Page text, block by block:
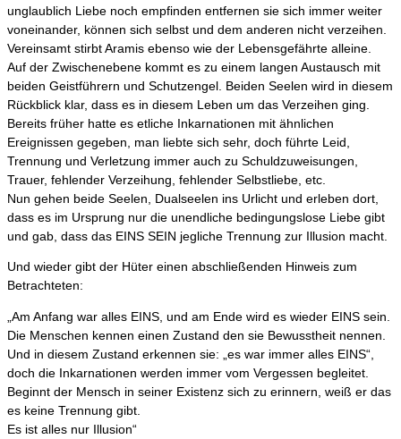
unglaublich Liebe noch empfinden entfernen sie sich immer weiter
voneinander, können sich selbst und dem anderen nicht verzeihen.
Vereinsamt stirbt Aramis ebenso wie der Lebensgefährte alleine.
Auf der Zwischenebene kommt es zu einem langen Austausch mit
beiden Geistführern und Schutzengel. Beiden Seelen wird in diesem
Rückblick klar, dass es in diesem Leben um das Verzeihen ging.
Bereits früher hatte es etliche Inkarnationen mit ähnlichen
Ereignissen gegeben, man liebte sich sehr, doch führte Leid,
Trennung und Verletzung immer auch zu Schuldzuweisungen,
Trauer, fehlender Verzeihung, fehlender Selbstliebe, etc.
Nun gehen beide Seelen, Dualseelen ins Urlicht und erleben dort,
dass es im Ursprung nur die unendliche bedingungslose Liebe gibt
und gab, dass das EINS SEIN jegliche Trennung zur Illusion macht.
Und wieder gibt der Hüter einen abschließenden Hinweis zum
Betrachteten:
„Am Anfang war alles EINS, und am Ende wird es wieder EINS sein.
Die Menschen kennen einen Zustand den sie Bewusstheit nennen.
Und in diesem Zustand erkennen sie: „es war immer alles EINS“,
doch die Inkarnationen werden immer vom Vergessen begleitet.
Beginnt der Mensch in seiner Existenz sich zu erinnern, weiß er das
es keine Trennung gibt.
Es ist alles nur Illusion“